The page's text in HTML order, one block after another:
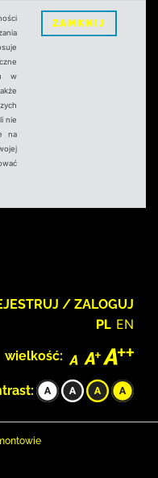
w
nie
na
ZAMKNIJ
/ ZALOGUJ
PL EN
wielkość: